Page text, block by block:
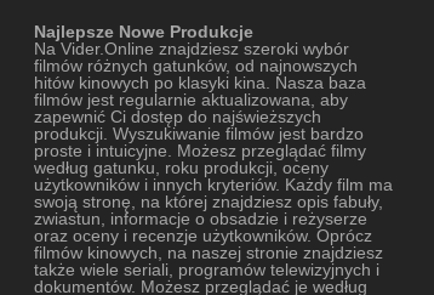
Najlepsze Nowe Produkcje
Na Vider.Online znajdziesz szeroki wybór
filmów różnych gatunków, od najnowszych
hitów kinowych po klasyki kina. Nasza baza
filmów jest regularnie aktualizowana, aby
zapewnić Ci dostęp do najświeższych
produkcji. Wyszukiwanie filmów jest bardzo
proste i intuicyjne. Możesz przeglądać filmy
według gatunku, roku produkcji, oceny
użytkowników i innych kryteriów. Każdy film ma
swoją stronę, na której znajdziesz opis fabuły,
zwiastun, informacje o obsadzie i reżyserze
oraz oceny i recenzje użytkowników. Oprócz
filmów kinowych, na naszej stronie znajdziesz
także wiele seriali, programów telewizyjnych i
dokumentów. Możesz przeglądać je według